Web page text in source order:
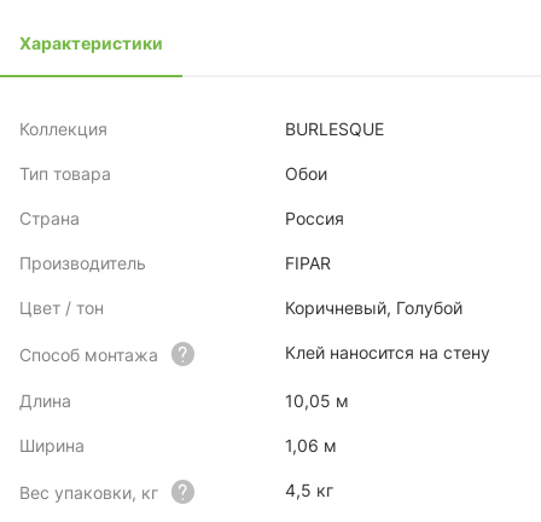
Характеристики
Коллекция BURLESQUE
Тип товара Обои
Страна Россия
Производитель FIPAR
Цвет / тон Коричневый, Голубой
Способ монтажа Клей наносится на стену
Длина 10,05 м
Ширина 1,06 м
Вес упаковки, кг 4,5 кг